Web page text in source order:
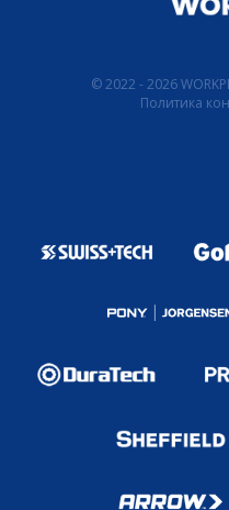
© 2022 - 2026
Политика